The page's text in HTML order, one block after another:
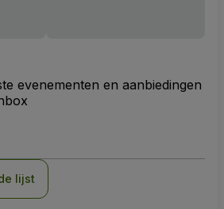
evenementen en aanbiedingen
lijst